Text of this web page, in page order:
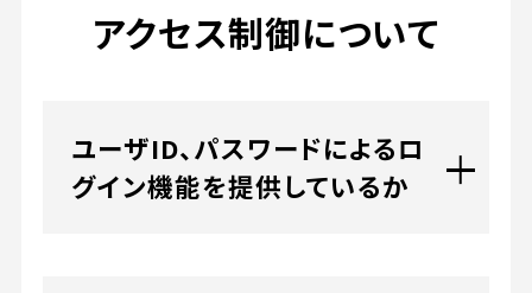
アクセス制御について
ユーザID、パスワードによるロ
グイン機能を提供しているか